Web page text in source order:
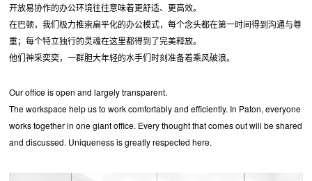
开放易协作的办公环境往往意味着更舒适、更高效。
在巴顿，我们极力推崇扁平化的办公模式，每个念头都在第一时间得到沟通与尊
重；每个特立独行的灵魂在这里都得到了完美释放。
他们神采奕奕，一群胆大年轻的水手们时刻准备着乘风破浪。
Our office is open and largely transparent.
The workspace help us to work comfortably and efficiently. In Paton, everyone
works together in one giant office. Every thought that comes out will be shared
and discussed. Uniqueness is greatly respected here.